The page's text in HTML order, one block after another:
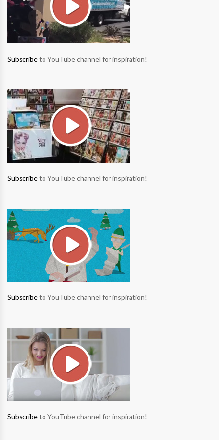
Subscribeto YouTube channel for inspiration!
Subscribeto YouTube channel for inspiration!
Subscribeto YouTube channel for inspiration!
Subscribeto YouTube channel for inspiration!